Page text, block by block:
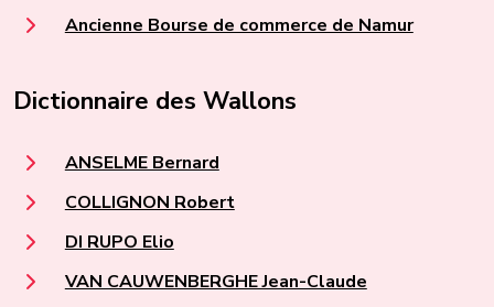
Ancienne Bourse de commerce de Namur
Dictionnaire des Wallons
ANSELME Bernard
COLLIGNON Robert
DI RUPO Elio
VAN CAUWENBERGHE Jean-Claude